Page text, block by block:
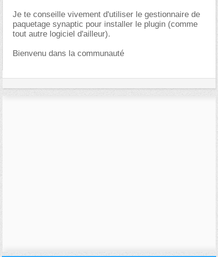
Je te conseille vivement d'utiliser le gestionnaire de
paquetage synaptic pour installer le plugin (comme
tout autre logiciel d'ailleur).
Bienvenu dans la communauté